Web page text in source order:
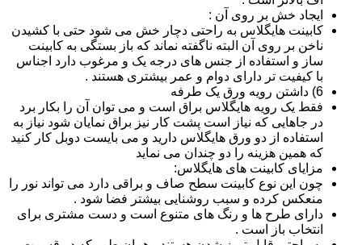
ایجاد خش بر روی آن :
کابینت هایگلاس به راحتی دچار خش می شود حتی با کشیدن
ناخن بر روی آن البته ناگفته نماند که باز بستگی به کابینت
ساز و استفاده از جنس های درجه یک و مرغوب دارد اجناس
با کیفیت تر دارای دوام و عمر بیشتری هستند .
6) داشتن رویه ورق یک طرفه
فقط یک رویه هایگلاس براق است و می توان آن را بکار برد
در جاهایی که نیاز است پشت کار نیز براق نمایان شود نیاز به
استفاده از دو ورق هایگلاس دارید و می بایست دوبل کار کنید
که همین هزینه را دو چندان می نماید
مزایای کابینت های هایگلاس:
چون این نوع کابینت سطح صاف و براقی دارد می تواند نور را
منعکس کرده و سبب روشنایی بیشتر فضا شود .
دارای طرح ها و رنگ های متنوع است و دست مشتری برای
انتخاب باز است .